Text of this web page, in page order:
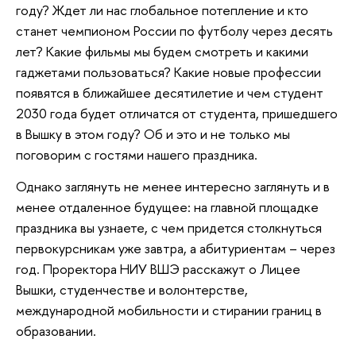
году? Ждет ли нас глобальное потепление и кто
станет чемпионом России по футболу через десять
лет? Какие фильмы мы будем смотреть и какими
гаджетами пользоваться? Какие новые профессии
появятся в ближайшее десятилетие и чем студент
2030 года будет отличатся от студента, пришедшего
в Вышку в этом году? Об и это и не только мы
поговорим с гостями нашего праздника.
Однако заглянуть не менее интересно заглянуть и в
менее отдаленное будущее: на главной площадке
праздника вы узнаете, с чем придется столкнуться
первокурсникам уже завтра, а абитуриентам – через
год. Проректора НИУ ВШЭ расскажут о Лицее
Вышки, студенчестве и волонтерстве,
международной мобильности и стирании границ в
образовании.